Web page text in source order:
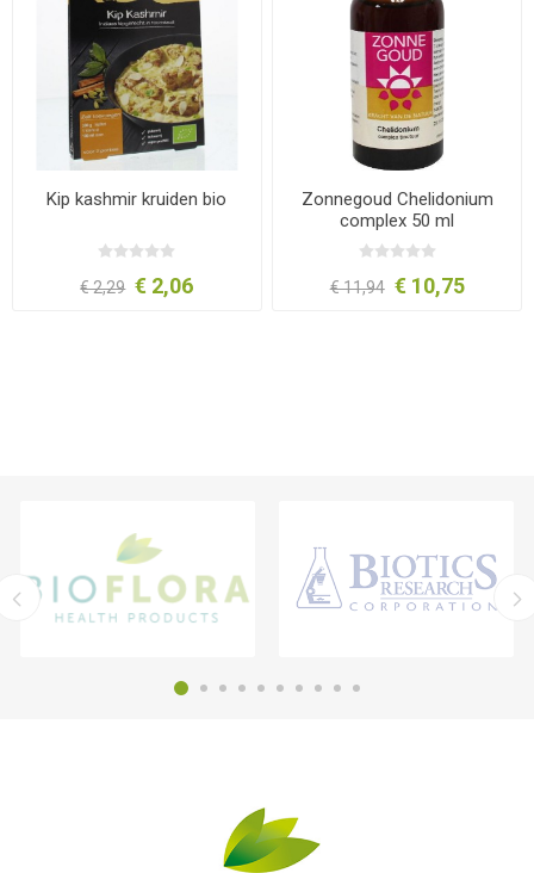
Kip kashmir kruiden bio
€ 2,29 € 2,06
Zonnegoud Chelidonium
complex 50 ml
€ 11,94 € 10,75